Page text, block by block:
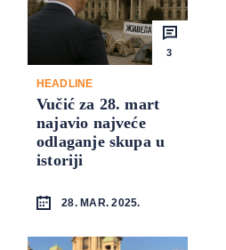
3
HEADLINE
Vučić za 28. mart
najavio najveće
odlaganje skupa u
istoriji
28. MAR. 2025.